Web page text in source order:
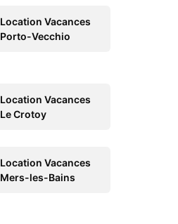
Location Vacances
Porto-Vecchio
Location Vacances
Le Crotoy
Location Vacances
Mers-les-Bains